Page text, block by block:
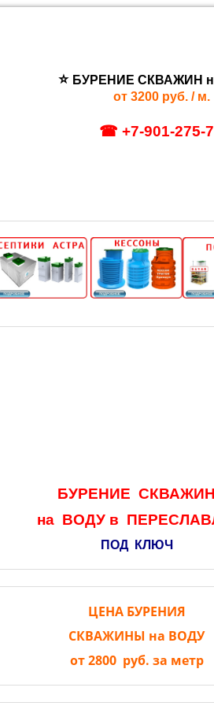
⭐ БУРЕНИЕ СКВАЖИН
от 3200 руб. / м.
☎ +7-901-275-
БУРЕНИЕ
на ВОДУ в
ПОД КЛЮЧ
ЦЕНА БУРЕНИЯ
СКВАЖИНЫ на ВОДУ
от 2800 руб. за метр